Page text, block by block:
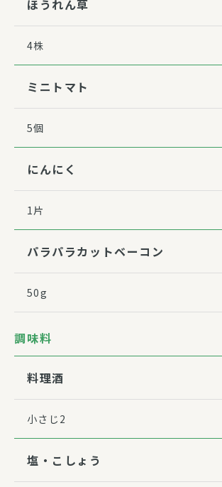
ほうれん草
4株
ミニトマト
5個
にんにく
1片
パラパラカットベーコン
50g
調味料
料理酒
小さじ2
塩・こしょう